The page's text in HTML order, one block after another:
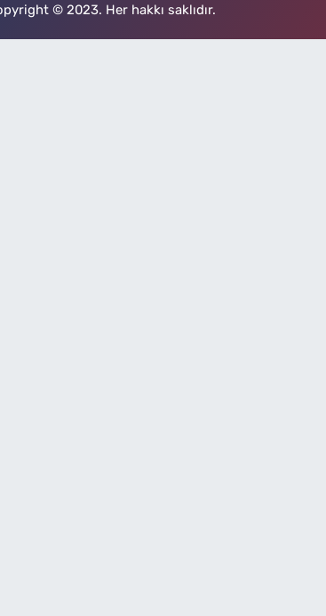
© 2023. Her hakkı saklıdır.